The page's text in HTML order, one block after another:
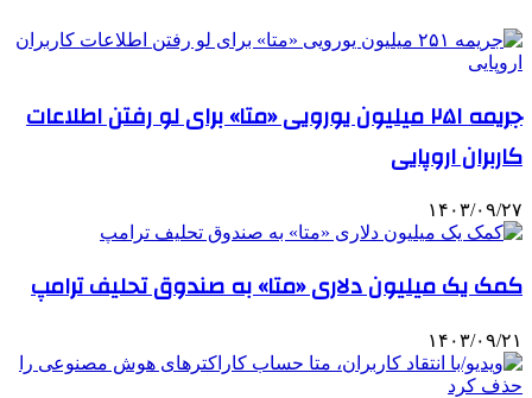
جریمه ۲۵۱ میلیون یورویی «متا» برای لو رفتن اطلاعات
کاربران اروپایی
۱۴۰۳/۰۹/۲۷
کمک یک میلیون دلاری «متا» به صندوق تحلیف ترامپ
۱۴۰۳/۰۹/۲۱